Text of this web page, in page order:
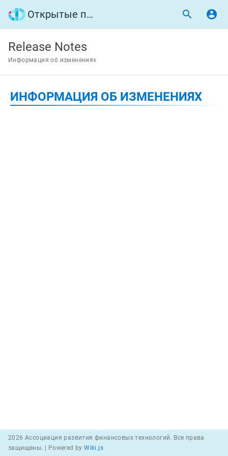
Открытые программные интерфейсы
Release Notes
Информация об изменениях
ИНФОРМАЦИЯ ОБ ИЗМЕНЕНИЯХ
2026 Ассоциация развития финансовых технологий. Все права
защищены. |
Powered byWiki.js